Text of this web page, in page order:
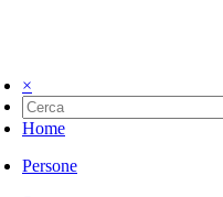
×
Home
Persone